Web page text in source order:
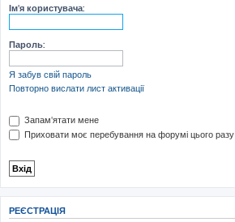
Ім'я користувача:
Пароль:
Я забув свій пароль
Повторно вислати лист активації
Запам'ятати мене
Приховати моє перебування на форумі цього разу
РЕЄСТРАЦІЯ